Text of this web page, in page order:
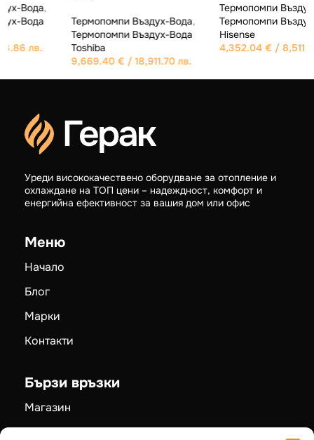
Термопомпи Въздух-Вода,
Термопомпи Въздух-Вода
Toshiba
/ 18,911.70 лв.
Термопомпи Въздух-Вода,
Термопомпи Въздух-Вода
Hisense
/ 8,511.85 лв.
Уреди висококачествено оборудване за отопление и
охлаждане на ТОП цени – надеждност, комфорт и
енергийна ефективност за вашия дом или офис
Меню
Начало
Блог
Марки
Контакти
Бързи връзки
Магазин